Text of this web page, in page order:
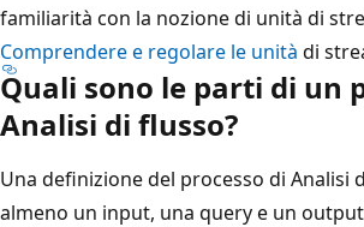
familiarità con la nozione di unità di
Comprendere e regolare le unità di
Quali sono le parti di un
Analisi di flusso?
Una definizione del processo di Analisi
almeno un input, una query e un